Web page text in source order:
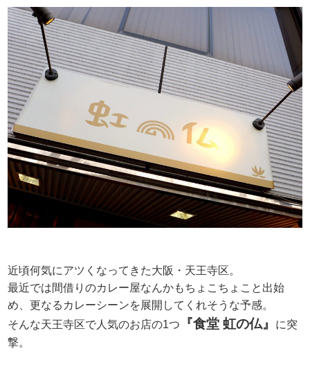
近頃何気にアツくなってきた大阪・天王寺区。
最近では間借りのカレー屋なんかもちょこちょこと出始
め、更なるカレーシーンを展開してくれそうな予感。
そんな天王寺区で人気のお店の1つ
『食堂 虹の仏』
に突
撃。